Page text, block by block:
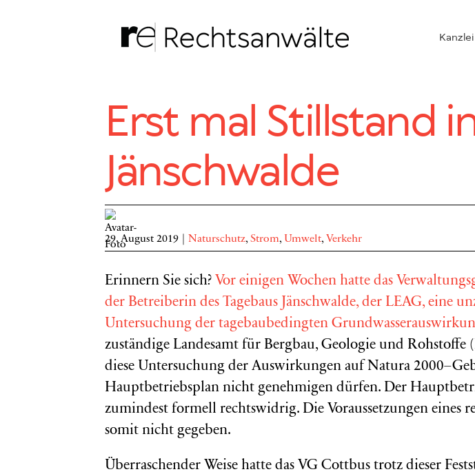
Kanzlei
Erst mal Stillstand
Jänschwalde
29. August 2019 Naturschutz, Strom, Umwelt, Verkehr
Erinnern Sie sich? Vor einigen Wochen hatte das
der Betreiberin des Tagebaus Jänschwalde, der LEAG, eine
Untersuchung der tagebaubedingten
zuständige Landesamt für Bergbau, Geologie und Rohstoffe
diese Untersuchung der Auswirkungen auf Natura
Hauptbetriebsplan nicht genehmigen dürfen. Der
zumindest formell rechtswidrig. Die Voraussetzungen eines
somit nicht gegeben.
Überraschender Weise hatte das VG Cottbus trotz dieser